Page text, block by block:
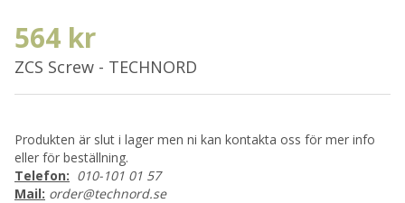
564 kr
ZCS Screw - TECHNORD
Produkten är slut i lager men ni kan kontakta oss för mer info
eller för beställning.
Telefon: 010-101 01 57
Mail: order@technord.se